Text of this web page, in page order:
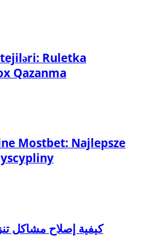
Ruletka
Qazanma
Mostbet: Najlepsze
كيفية إصلاح مشاكل